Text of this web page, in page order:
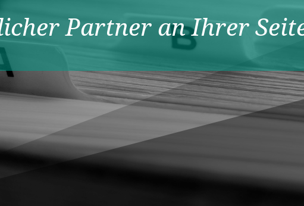
Partner an Ihrer